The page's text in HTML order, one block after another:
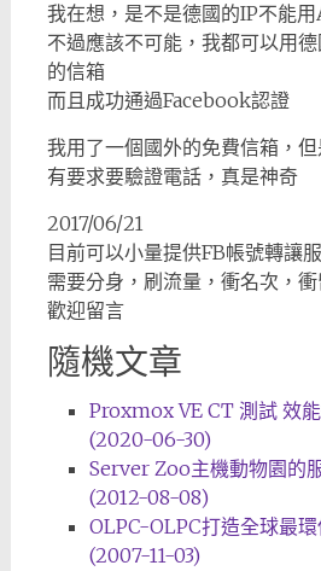
我在想，是不是德國的IP不能
不過應該不可能，我都可以用
的信箱
而且成功通過Facebook認證
我用了一個國外的免費信箱，
有要求要驗證電話，真是神奇
2017/06/21
目前可以小量提供FB帳號轉讓
需要分身，刷流量，衝名次，
歡迎留言
隨機文章
Proxmox VE CT 測試 效
(2020-06-30)
Server Zoo主機動物園的
(2012-08-08)
OLPC-OLPC打造全球最
(2007-11-03)